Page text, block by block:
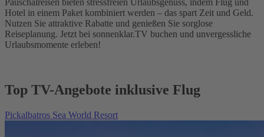
Hotel in einem Paket kombiniert werden – das spart Zeit und Geld.
Nutzen Sie attraktive Rabatte und genießen Sie sorglose
Reiseplanung. Jetzt bei sonnenklar.TV buchen und unvergessliche
Urlaubsmomente erleben!
Top TV-Angebote inklusive Flug
Pickalbatros Sea World Resort